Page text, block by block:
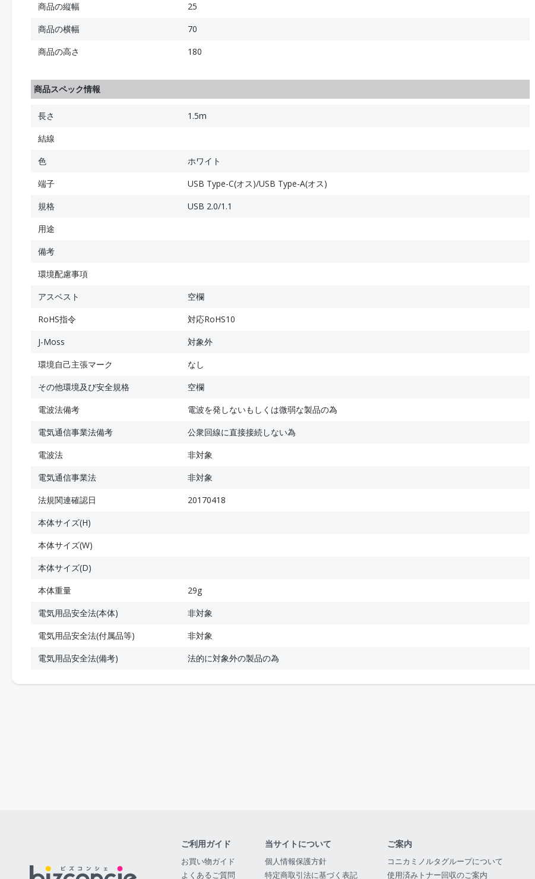
商品の縦幅
25
商品の横幅
70
商品の高さ
180
商品スペック情報
長さ
1.5m
結線
色
ホワイト
端子
USB Type-C(オス)/USB Type-A(オス)
規格
USB 2.0/1.1
用途
備考
環境配慮事項
アスベスト
空欄
RoHS指令
対応RoHS10
J-Moss
対象外
環境自己主張マーク
なし
その他環境及び安全規格
空欄
電波法備考
電波を発しないもしくは微弱な製品の為
電気通信事業法備考
公衆回線に直接接続しない為
電波法
非対象
電気通信事業法
非対象
法規関連確認日
20170418
本体サイズ(H)
本体サイズ(W)
本体サイズ(D)
本体重量
29g
電気用品安全法(本体)
非対象
電気用品安全法(付属品等)
非対象
電気用品安全法(備考)
法的に対象外の製品の為
ご利用ガイド
お買い物ガイド
よくあるご質問
当サイトについて
個人情報保護方針
特定商取引法に基づく表記
ご案内
コニカミノルタグループについて
使用済みトナー回収のご案内